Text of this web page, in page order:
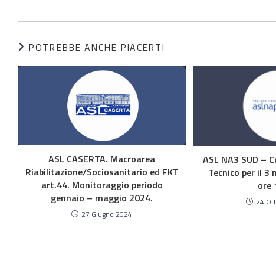
POTREBBE ANCHE PIACERTI
ASL CASERTA. Macroarea
Riabilitazione/Sociosanitario ed FKT
art.44. Monitoraggio periodo
gennaio – maggio 2024.
27 Giugno 2024
ASL NA3 SUD –
Tecnico per il 3
ore
24